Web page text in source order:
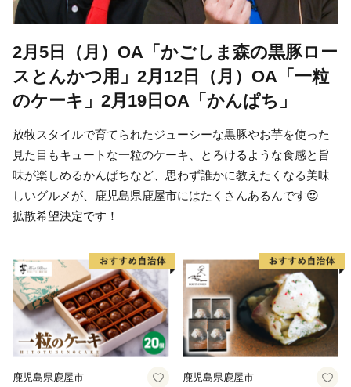
2月5日（月）OA「かごしま森の黒豚ロー
スとんかつ用」2月12日（月）OA「一粒
のケーキ」2月19日OA「かんぱち」
放牧スタイルで育てられたジューシーな黒豚やお芋を使った
見た目もキュートな一粒のケーキ、とろけるような食感と旨
味が楽しめるかんぱちなど、思わず誰かに教えたくなる美味
しいグルメが、鹿児島県鹿屋市にはたくさんあるんです😍
拡散希望決定です！
鹿児島県鹿屋市 鹿児島県鹿屋市